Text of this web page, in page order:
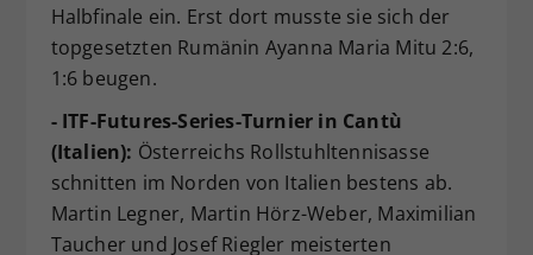
Halbfinale ein. Erst dort musste sie sich der
topgesetzten Rumänin Ayanna Maria Mitu 2:6,
1:6 beugen.
- ITF-Futures-Series-Turnier in Cantù
(Italien): Österreichs Rollstuhltennisasse
schnitten im Norden von Italien bestens ab.
Martin Legner, Martin Hörz-Weber, Maximilian
Taucher und Josef Riegler meisterten